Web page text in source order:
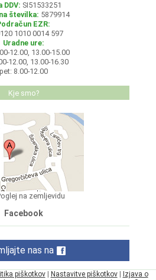
DDV: SI51533251
številka: 5879914
EZR:
1010 0014 597
Uradne ure:
12.00, 13.00-15.00
12.00, 13.00-16.30
pet: 8.00-12.00
Kje smo?
na zemljevidu
Facebook
nas na
piškotkov| Nastavitve piškotkov|
Izjava o